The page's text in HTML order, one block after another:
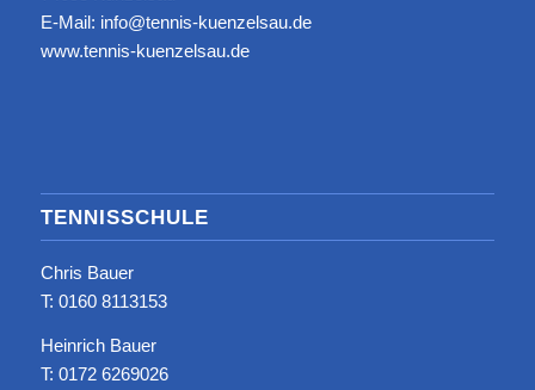
E-Mail: info@tennis-kuenzelsau.de
www.tennis-kuenzelsau.de
TENNISSCHULE
Chris Bauer
T: ‭0160 8113153‬
Heinrich Bauer
T: 0172 6269026